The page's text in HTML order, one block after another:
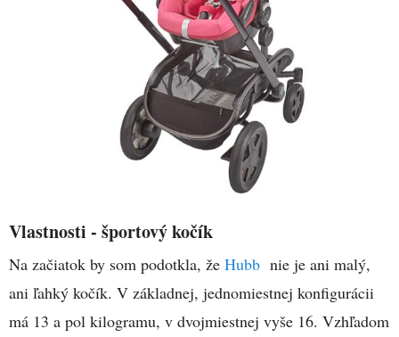
Vlastnosti - športový kočík
Na začiatok by som podotkla, že Hubb nie je ani malý,
ani ľahký kočík. V základnej, jednomiestnej konfigurácii
má 13 a pol kilogramu, v dvojmiestnej vyše 16. Vzhľadom